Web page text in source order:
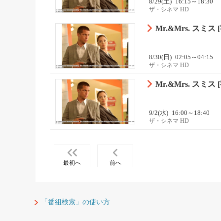
ザ・シネマ HD
Mr.&Mrs. スミス
8/30(日) 02:05～04:15
ザ・シネマ HD
Mr.&Mrs. スミス
9/2(水) 16:00～18:40
ザ・シネマ HD
最初へ 前へ
「番組検索」の使い方